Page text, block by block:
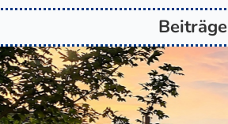
Beiträge